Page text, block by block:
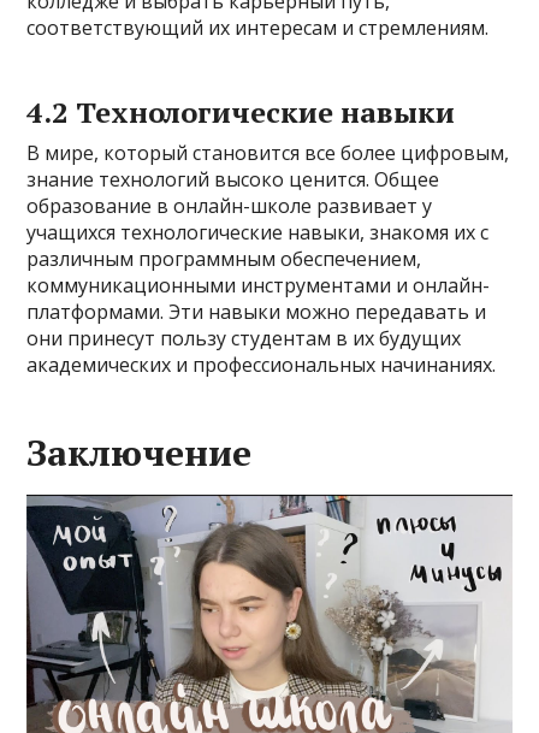
соответствующий их интересам и стремлениям.
4.2 Технологические навыки
В мире, который становится все более цифровым,
знание технологий высоко ценится. Общее
образование в онлайн-школе развивает у
учащихся технологические навыки, знакомя их с
различным программным обеспечением,
коммуникационными инструментами и онлайн-
платформами. Эти навыки можно передавать и
они принесут пользу студентам в их будущих
академических и профессиональных начинаниях.
Заключение